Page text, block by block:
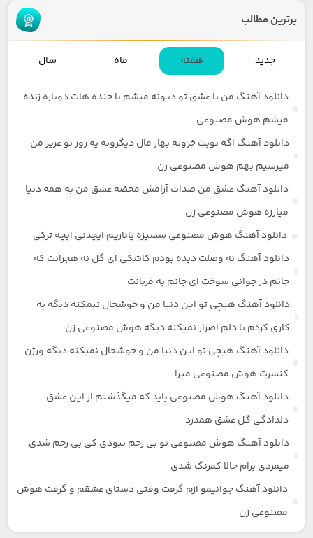
برترین مطالب
جدید هفته ماه سال
دانلود آهنگ من با عشق تو دیونه میشم با خنده هات دوباره زنده
میشم هوش مصنوعی
دانلود آهنگ اگه نوبت خزونه بهار مال دیگرونه یه روز تو عزیز من
میرسیم بهم هوش مصنوعی زن
دانلود آهنگ عشق من صدات آرامش محضه عشق من به همه دنیا
میارزه هوش مصنوعی زن
دانلود آهنگ هوش مصنوعی سسیزه یاناریم ایچدنی ایچه ترکی
دانلود آهنگ نه وصلت دیده بودم کاشکی ای گل نه هجرانت که
جانم در جوانی سوخت ای جانم به قربانت
دانلود آهنگ هیچی تو این دنیا من و خوشحال نیمکنه دیگه یه
کاری کردم با دلم اصرار نمیکنه دیگه هوش مصنوعی زن
دانلود آهنگ هیچی تو این دنیا من و خوشحال نمیکنه دیگه ورژن
کنسرت هوش مصنوعی میرا
دانلود آهنگ هوش مصنوعی باید که میگذشتم از این عشق
دلدادگی گل عشق همدرد
دانلود آهنگ هوش مصنوعی تو بی رحم نبودی کی بی رحم شدی
میمردی برام حالا کمرنگ شدی
دانلود آهنگ جوانیمو ازم گرفت وقتی دستای عشقم و گرفت هوش
مصنوعی زن